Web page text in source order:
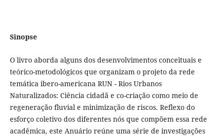
Sinopse
O livro aborda alguns dos desenvolvimentos conceituais e
teórico-metodológicos que organizam o projeto da rede
temática ibero-americana RUN - Rios Urbanos
Naturalizados: Ciência cidadã e co-criação como meio de
regeneração fluvial e minimização de riscos. Reflexo do
esforço coletivo dos diferentes nós que compõem essa rede
acadêmica, este Anuário reúne uma série de investigações